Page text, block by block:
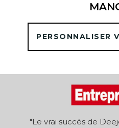
PERSONNALISER
"Le vrai succès de